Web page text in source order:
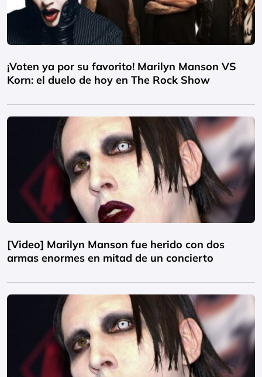
¡Voten ya por su favorito! Marilyn Manson VS
Korn: el duelo de hoy en The Rock Show
[Video] Marilyn Manson fue herido con dos
armas enormes en mitad de un concierto